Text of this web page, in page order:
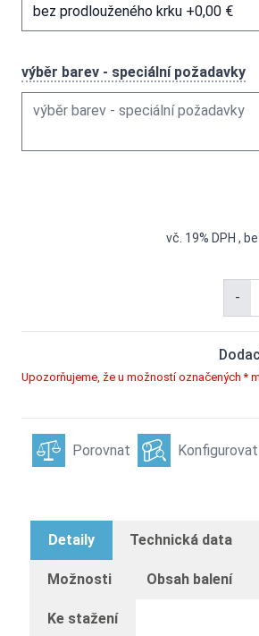
výběr barev - speciální požadavky
vč. 19% DPH ,
-
Upozorňujeme, že u možností označených *
Porovnat
Detaily Technická data
Možnosti Obsah balení
Ke stažení